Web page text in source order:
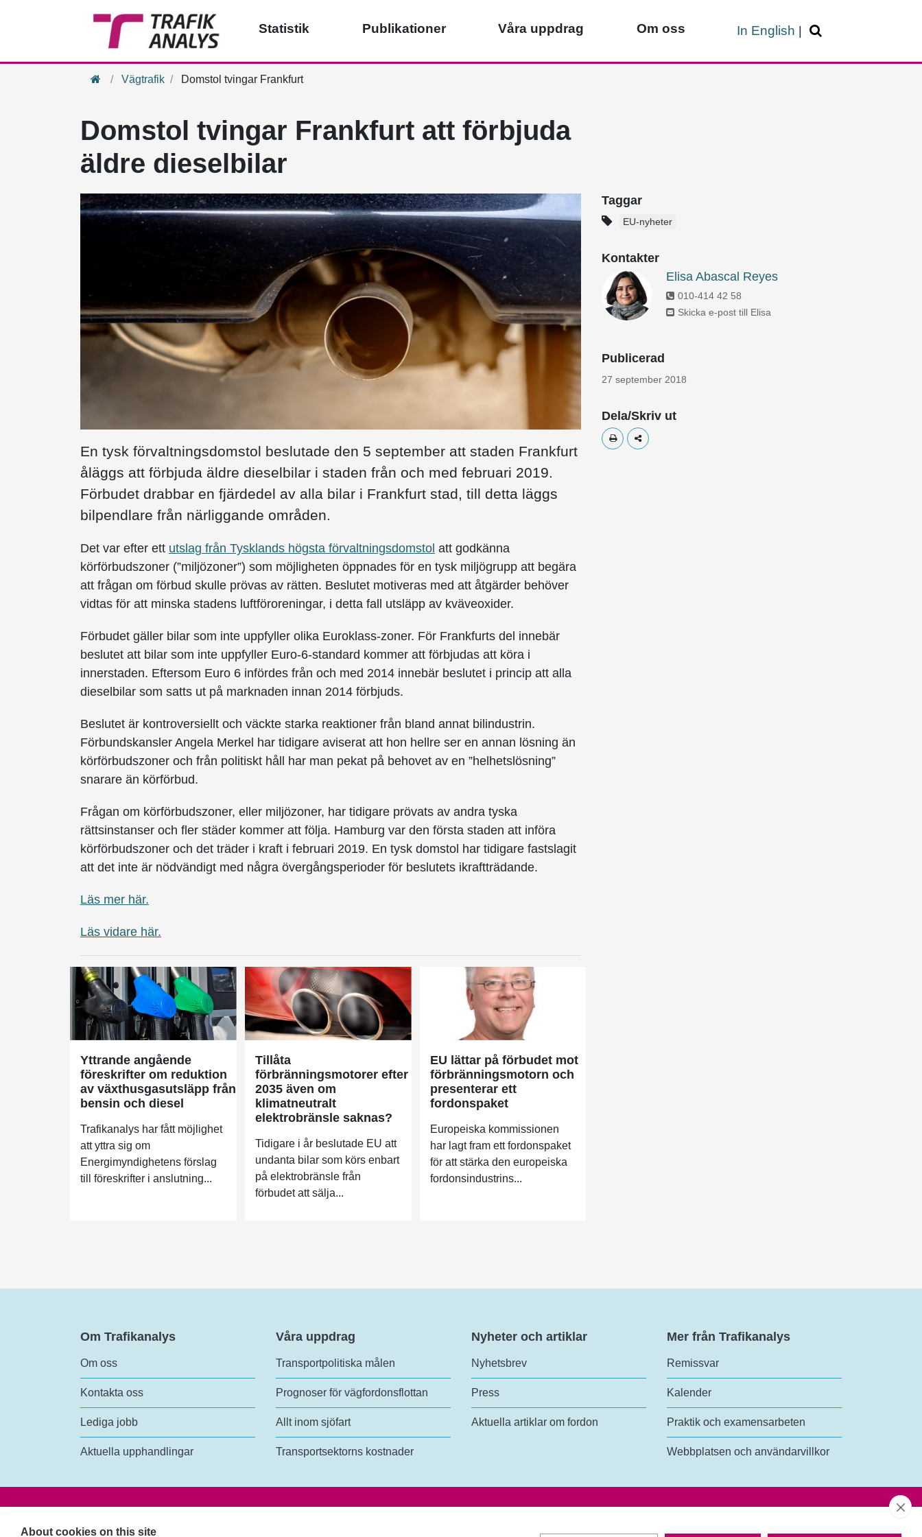
About cookies on this site
Statistik Publikationer Våra uppdrag Om oss In English
HemVägtrafik Domstol tvingar Frankfurt
Domstol tvingar Frankfurt att förbjuda
äldre dieselbilar
En tysk förvaltningsdomstol beslutade den 5 september att staden Frankfurt
åläggs att förbjuda äldre dieselbilar i staden från och med februari 2019.
Förbudet drabbar en fjärdedel av alla bilar i Frankfurt stad, till detta läggs
bilpendlare från närliggande områden.
Det var efter ett utslag från Tysklands högsta förvaltningsdomstol att godkänna
körförbudszoner (”miljözoner”) som möjligheten öppnades för en tysk miljögrupp att begära
att frågan om förbud skulle prövas av rätten. Beslutet motiveras med att åtgärder behöver
vidtas för att minska stadens luftföroreningar, i detta fall utsläpp av kväveoxider.
Förbudet gäller bilar som inte uppfyller olika Euroklass-zoner. För Frankfurts del innebär
beslutet att bilar som inte uppfyller Euro-6-standard kommer att förbjudas att köra i
innerstaden. Eftersom Euro 6 infördes från och med 2014 innebär beslutet i princip att alla
dieselbilar som satts ut på marknaden innan 2014 förbjuds.
Beslutet är kontroversiellt och väckte starka reaktioner från bland annat bilindustrin.
Förbundskansler Angela Merkel har tidigare aviserat att hon hellre ser en annan lösning än
körförbudszoner och från politiskt håll har man pekat på behovet av en ”helhetslösning”
snarare än körförbud.
Frågan om körförbudszoner, eller miljözoner, har tidigare prövats av andra tyska
rättsinstanser och fler städer kommer att följa. Hamburg var den första staden att införa
körförbudszoner och det träder i kraft i februari 2019. En tysk domstol har tidigare fastslagit
att det inte är nödvändigt med några övergångsperioder för beslutets ikraftträdande.
Läs mer här.
Läs vidare här.
Yttrande angående
föreskrifter om reduktion
av växthusgasutsläpp från
bensin och diesel
Trafikanalys har fått möjlighet
att yttra sig om
Energimyndighetens förslag
till föreskrifter i anslutning...
Tillåta
förbränningsmotorer efter
2035 även om
klimatneutralt
elektrobränsle saknas?
Tidigare i år beslutade EU att
undanta bilar som körs enbart
på elektrobränsle från
förbudet att sälja...
EU lättar på förbudet mot
förbränningsmotorn och
presenterar ett
fordonspaket
Europeiska kommissionen
har lagt fram ett fordonspaket
för att stärka den europeiska
fordonsindustrins...
Taggar
EU-nyheter
Kontakter
Elisa Abascal Reyes
010-414 42 58
Skicka e-post till Elisa
Publicerad
27 september 2018
Dela/Skriv ut
Skriv utDela
Om Trafikanalys
Om oss
Kontakta oss
Lediga jobb
Aktuella upphandlingar
Våra uppdrag
Transportpolitiska målen
Prognoser för vägfordonsflottan
Allt inom sjöfart
Transportsektorns kostnader
Nyheter och artiklar
Nyhetsbrev
Press
Aktuella artiklar om fordon
Mer från Trafikanalys
Remissvar
Kalender
Praktik och examensarbeten
Webbplatsen och användarvillkor
trafikanalys@trafa.se